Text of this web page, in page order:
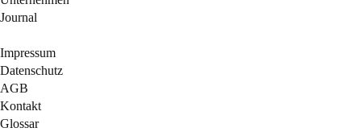
Journal
Impressum
Datenschutz
AGB
Kontakt
Glossar